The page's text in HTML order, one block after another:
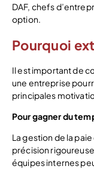
DAF, chefs
option.
Pourquoi
Il est important de
une entreprise
principales
Pour gagner du
La gestion de la
précision
équipes internes